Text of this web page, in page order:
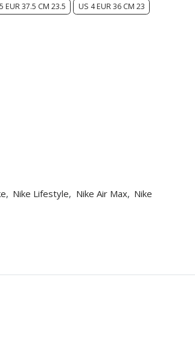
EUR 37.5 CM 23.5 US 4 EUR 36 CM 23
, Nike Lifestyle, Nike Air Max, Nike